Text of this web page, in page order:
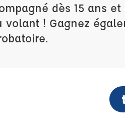
dès 15 ans
volant ! Gagnez